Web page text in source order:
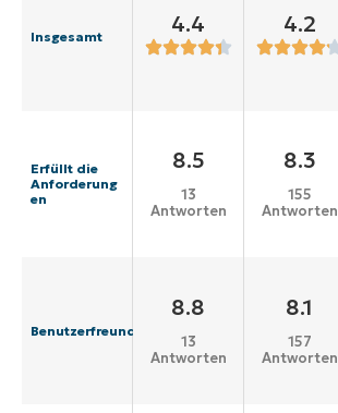
Insgesamt 4.4 4.2
Erfüllt die
Anforderung
en
8.5
13
Antworten
8.3
155
Antworten
Benutzerfreundlichkeit
8.8
13
Antworten
8.1
157
Antworten